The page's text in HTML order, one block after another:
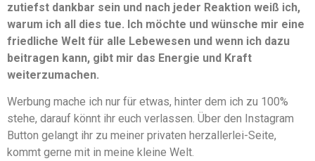
zutiefst dankbar sein und nach jeder Reaktion weiß ich,
warum ich all dies tue. Ich möchte und wünsche mir eine
friedliche Welt für alle Lebewesen und wenn ich dazu
beitragen kann, gibt mir das Energie und Kraft
weiterzumachen.
Werbung mache ich nur für etwas, hinter dem ich zu 100%
stehe, darauf könnt ihr euch verlassen. Über den Instagram
Button gelangt ihr zu meiner privaten herzallerlei-Seite,
kommt gerne mit in meine kleine Welt.